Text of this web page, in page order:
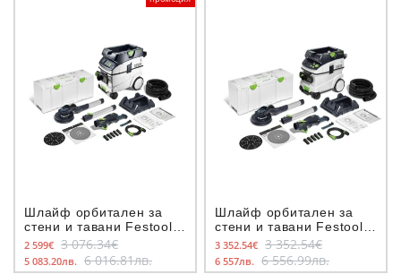
Шлайф орбитален за
стени и тавани Festool
LHS 2 225 EQI-
Plus/CTL36-Set
2 599€ 3 076.34€
5 083.20лв. 6 016.81лв.
Шлайф орбитален за
стени и тавани Festool
LHS 2 225 EQI-Plus/CTM
36-Set
3 352.54€ 3 352.54€
6 557лв. 6 556.99лв.